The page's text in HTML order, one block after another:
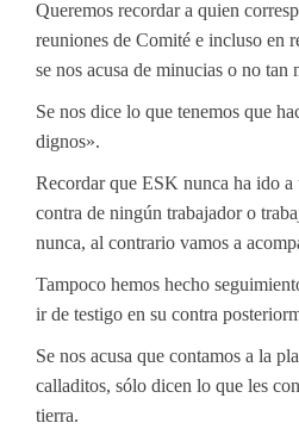
Queremos recordar a quien
reuniones de Comité e incluso en
se nos acusa de minucias o no tan
Se nos dice lo que tenemos que
dignos».
Recordar que ESK nunca ha ido a
contra de ningún trabajador o
nunca, al contrario vamos a
Tampoco hemos hecho
ir de testigo en su contra
Se nos acusa que contamos a la
calladitos, sólo dicen lo que les
tierra.